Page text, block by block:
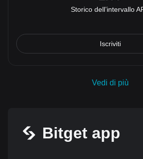
Storico dell’intervallo
Iscriviti
Vedi di più
Bitget app